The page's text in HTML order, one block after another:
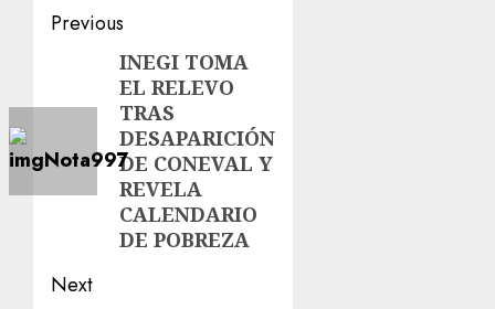
Previous
INEGI TOMA
EL RELEVO
TRAS
DESAPARICIÓN
DE CONEVAL Y
REVELA
CALENDARIO
DE POBREZA
Next